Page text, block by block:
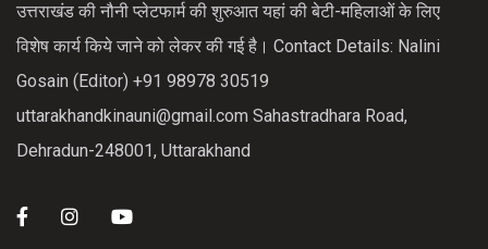
उत्तराखंड की नौनी प्लेटफार्म की शुरुआत यहां की बेटी-महिलाओं के लिए
विशेष कार्य किये जाने को लेकर की गई है। Contact Details: Nalini
Gosain (Editor) +91 98978 30519
uttarakhandkinauni@gmail.com Sahastradhara Road,
Dehradun-248001, Uttarakhand